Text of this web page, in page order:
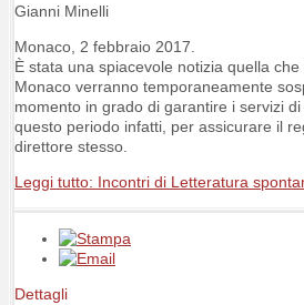
Gianni Minelli
Monaco, 2 febbraio 2017.
È stata una spiacevole notizia quella
Monaco verranno temporaneamente
momento in grado di garantire i servizi
questo periodo infatti, per assicurare il
direttore stesso.
Leggi tutto: Incontri di Letteratura
Dettagli